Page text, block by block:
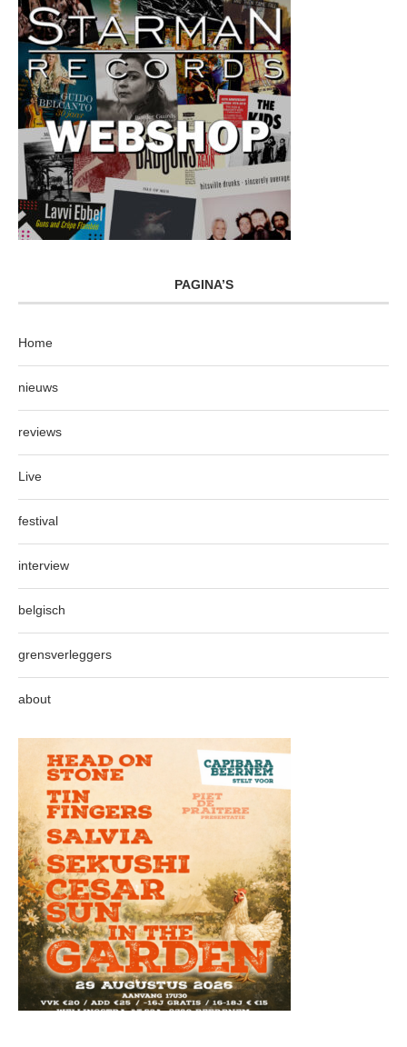
PAGINA’S
Home
nieuws
reviews
Live
festival
interview
belgisch
grensverleggers
about